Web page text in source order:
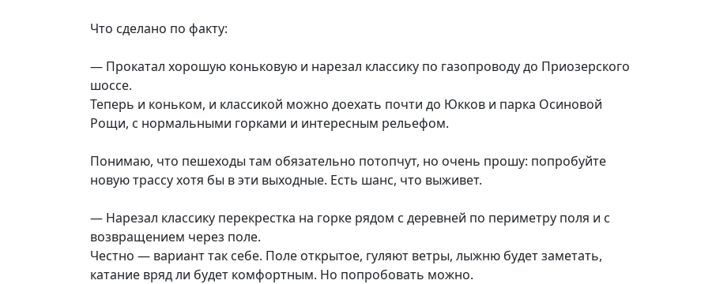
Что сделано по факту:
— Прокатал хорошую коньковую и нарезал классику по газопроводу до Приозерского
шоссе.
Теперь и коньком, и классикой можно доехать почти до Юкков и парка Осиновой
Рощи, с нормальными горками и интересным рельефом.
Понимаю, что пешеходы там обязательно потопчут, но очень прошу: попробуйте
новую трассу хотя бы в эти выходные. Есть шанс, что выживет.
— Нарезал классику перекрестка на горке рядом с деревней по периметру поля и с
возвращением через поле.
Честно — вариант так себе. Поле открытое, гуляют ветры, лыжню будет заметать,
катание вряд ли будет комфортным. Но попробовать можно.